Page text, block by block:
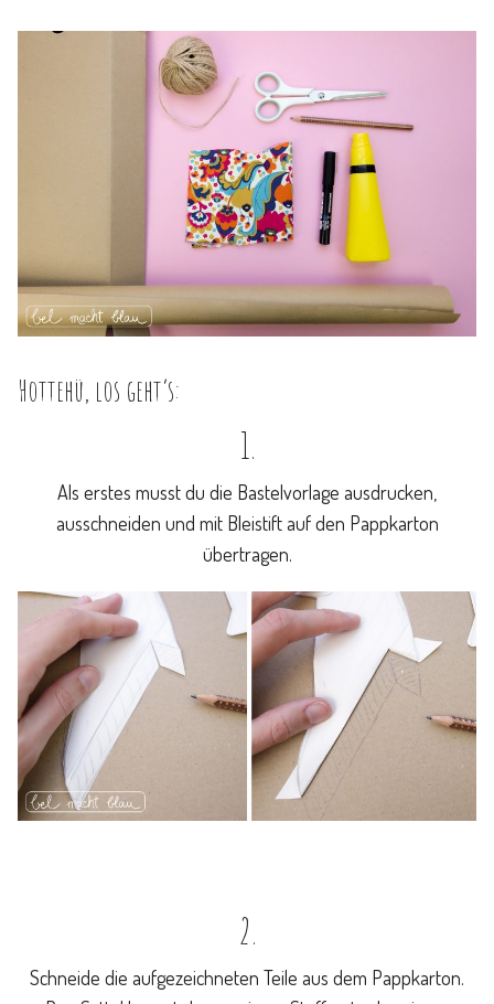
Hottehü, los geht’s:
1.
Als erstes musst du die Bastelvorlage ausdrucken,
ausschneiden und mit Bleistift auf den Pappkarton
übertragen.
2.
Schneide die aufgezeichneten Teile aus dem Pappkarton.